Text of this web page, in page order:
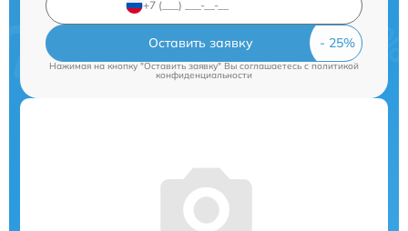
Оставить заявку
Нажимая на кнопку "Оставить заявку" Вы соглашаетесь cполитикой
конфиденциальности